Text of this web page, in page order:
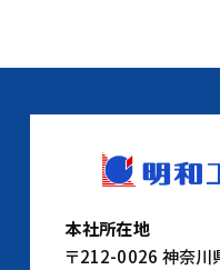
本社所在地
〒212-0026 神奈川